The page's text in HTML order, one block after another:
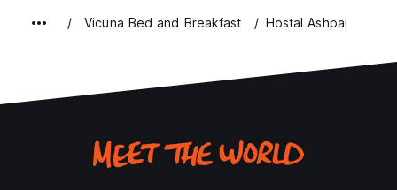
Vicuna Bed and Breakfast Hostal Ashpai